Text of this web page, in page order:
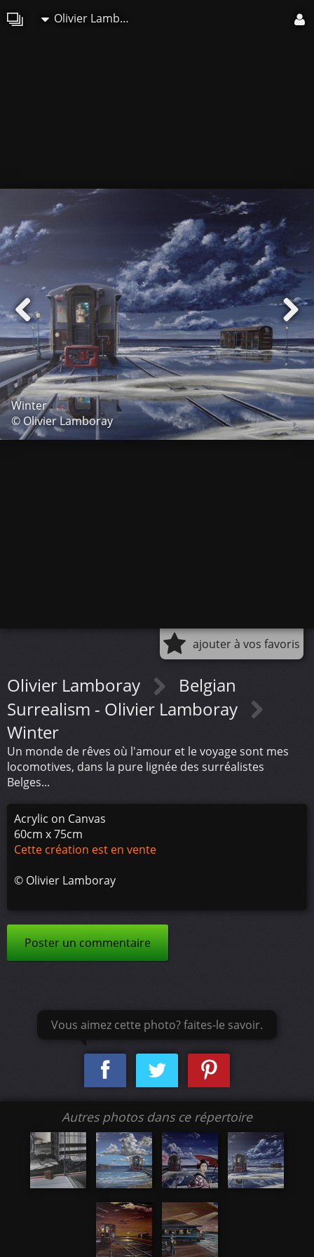
Olivier Lamboray
Winter
© Olivier Lamboray
ajouter à vos favoris
Olivier Lamboray
Belgian
Surrealism - Olivier Lamboray
Winter
Un monde de rêves où l'amour et le voyage sont mes
locomotives, dans la pure lignée des surréalistes
Belges...
Acrylic on Canvas
60cm x 75cm
Cette création est en vente
© Olivier Lamboray
Poster un commentaire
Vous aimez cette photo? faites-le savoir.
Autres photos dans ce répertoire